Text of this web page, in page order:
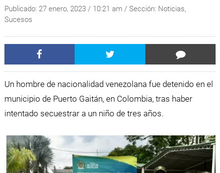
Publicado: 27 enero, 2023/ 10:21 am / Sección: Noticias,
Sucesos
Un hombre de nacionalidad venezolana fue detenido en el
municipio de Puerto Gaitán, en Colombia, tras haber
intentado secuestrar a un niño de tres años.